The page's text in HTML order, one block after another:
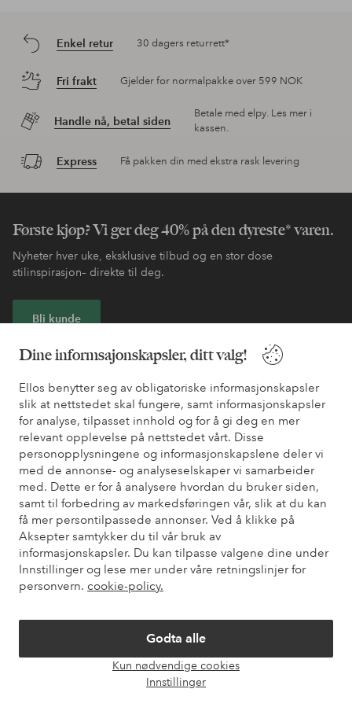
Dine informsajonskapsler, ditt valg!
Ellos benytter seg av obligatoriske informasjonskapsler
slik at nettstedet skal fungere, samt informasjonskapsler
for analyse, tilpasset innhold og for å gi deg en mer
relevant opplevelse på nettstedet vårt. Disse
personopplysningene og informasjonskapslene deler vi
med de annonse- og analyseselskaper vi samarbeider
med. Dette er for å analysere hvordan du bruker siden,
samt til forbedring av markedsføringen vår, slik at du kan
få mer persontilpassede annonser. Ved å klikke på
Aksepter samtykker du til vår bruk av
informasjonskapsler. Du kan tilpasse valgene dine under
Innstillinger og lese mer under våre retningslinjer for
personvern. cookie-policy.
Godta alle
Kun nødvendige cookies
Innstillinger
Enkel retur 30 dagers returrett*
Fri frakt Gjelder for normalpakke over 599 NOK
Handle nå, betal siden
Betale med elpy. Les mer i
kassen.
Express Få pakken din med ekstra rask levering
Første kjøp? Vi ger deg 40% på den dyreste* varen.
Nyheter hver uke, eksklusive tilbud og en stor dose
stilinspirasjon– direkte til deg.
Bli kunde
* Se tilbudsvilkår ved registrering
Trenger du hjelp?
Du finner svar på de vanligste spørsmålene i vår FAQ. Du finner
også informasjon om hvordan du kan kontakte oss.
Kundeservice Bestilling Betalingsmåte
Mine sider